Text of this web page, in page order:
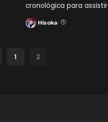
cronológica para assistir
Posted
Hisoka
1 2